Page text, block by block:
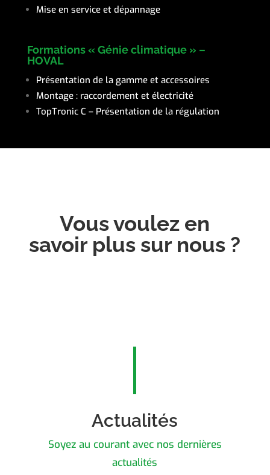
Mise en service et dépannage
Formations « Génie climatique » –
HOVAL
Présentation de la gamme et accessoires
Montage : raccordement et électricité
TopTronic C – Présentation de la régulation
Vous voulez en
savoir plus sur nous ?
Actualités
Soyez au courant avec nos dernières
actualités